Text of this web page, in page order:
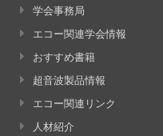
学会事務局
エコー関連学会情報
おすすめ書籍
超音波製品情報
エコー関連リンク
人材紹介